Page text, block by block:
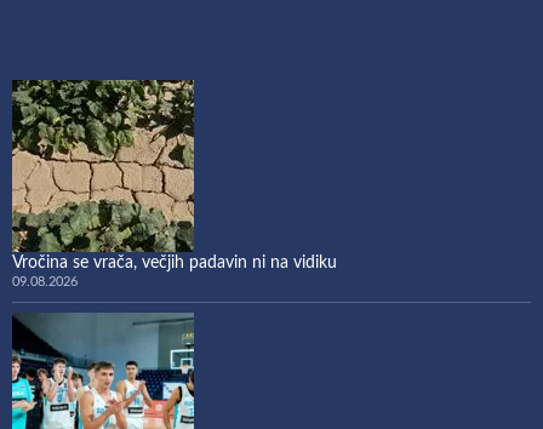
Vročina se vrača, večjih padavin ni na vidiku
09.08.2026